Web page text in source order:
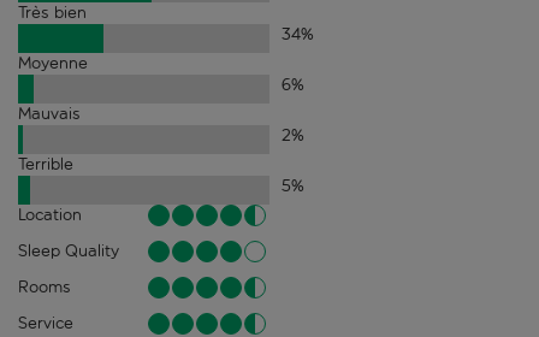
Très bien
34%
Moyenne
6%
Mauvais
2%
Terrible
5%
Location
Sleep Quality
Rooms
Service